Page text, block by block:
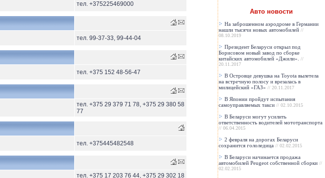
тел. +375225469000
тел. 99-37-33, 99-44-04
тел. +375 152 48-56-47
тел. +375 29 379 71 78, +375 29 380 58
77
тел. +375445482548
тел. +375 17 203 76 44, +375 29 302 18
Авто новости
На заброшенном аэродроме в Германии
нашли тысячи новых автомобилей //
08.10.2019
Президент Беларуси открыл под
Борисовом новый завод по сборке
китайских автомобилей «Джили». //
20.11.2017
В Островце девушка на Toyota вылетела
на встречную полосу и врезалась в
милицейский «ГАЗ» // 20.11.2017
В Японии пройдут испытания
самоуправляемых такси // 02.10.2015
В Беларуси могут усилить
ответственность водителей мототранспорта
// 06.04.2015
2 февраля на дорогах Беларуси
сохранится гололедица // 02.02.2015
В Беларуси начинается продажа
автомобилей Peugeot собственной сборки //
02.02.2015